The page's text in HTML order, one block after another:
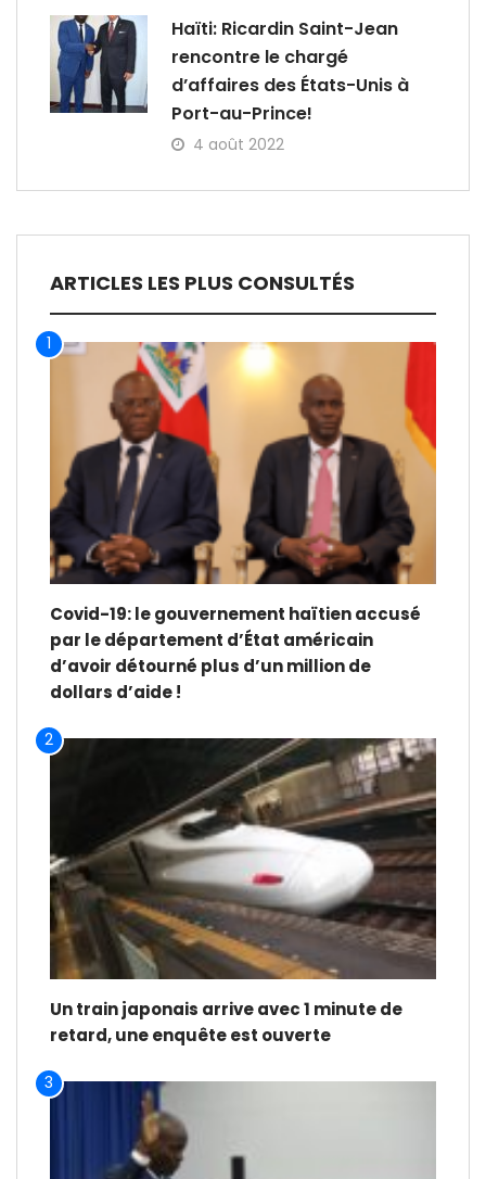
Haïti: Ricardin Saint-Jean
rencontre le chargé
d’affaires des États-Unis à
Port-au-Prince!
4 août 2022
ARTICLES LES PLUS CONSULTÉS
1
Covid-19: le gouvernement haïtien accusé
par le département d’État américain
d’avoir détourné plus d’un million de
dollars d’aide !
2
Un train japonais arrive avec 1 minute de
retard, une enquête est ouverte
3